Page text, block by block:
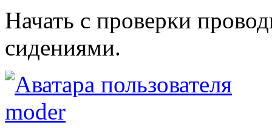
Начать с проверки
сидениями.
moder